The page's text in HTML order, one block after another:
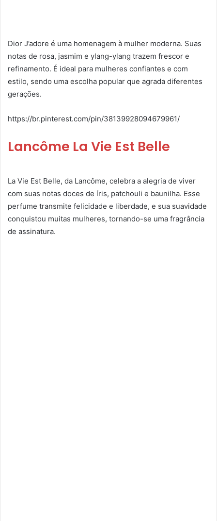
Dior J’adore é uma homenagem à mulher moderna. Suas
notas de rosa, jasmim e ylang-ylang trazem frescor e
refinamento. É ideal para mulheres confiantes e com
estilo, sendo uma escolha popular que agrada diferentes
gerações.
https://br.pinterest.com/pin/38139928094679961/
Lancôme La Vie Est Belle
La Vie Est Belle, da Lancôme, celebra a alegria de viver
com suas notas doces de íris, patchouli e baunilha. Esse
perfume transmite felicidade e liberdade, e sua suavidade
conquistou muitas mulheres, tornando-se uma fragrância
de assinatura.